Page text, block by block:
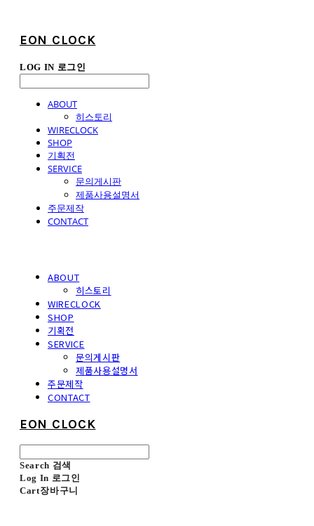
EON CLOCK
LOG IN 로그인
ABOUT
히스토리
WIRECLOCK
SHOP
기획전
SERVICE
문의게시판
제품사용설명서
주문제작
CONTACT
ABOUT
히스토리
WIRECLOCK
SHOP
기획전
SERVICE
문의게시판
제품사용설명서
주문제작
CONTACT
EON CLOCK
Search 검색
Log In 로그인
Cart장바구니